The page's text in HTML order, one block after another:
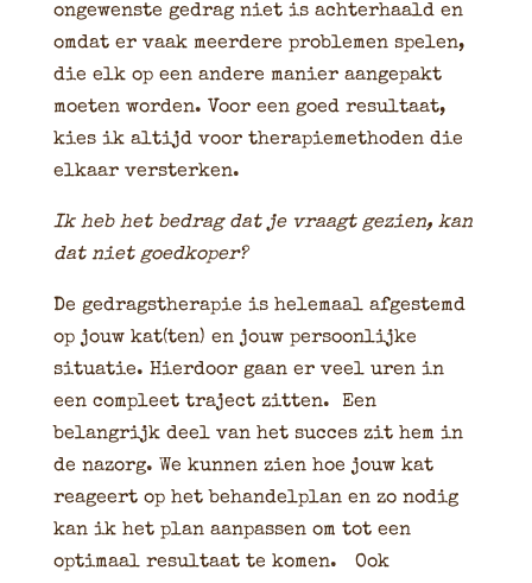
ongewenste gedrag niet is achterhaald en
omdat er vaak meerdere problemen spelen,
die elk op een andere manier aangepakt
moeten worden. Voor een goed resultaat,
kies ik altijd voor therapiemethoden die
elkaar versterken.
Ik heb het bedrag dat je vraagt gezien, kan
dat niet goedkoper?
De gedragstherapie is helemaal afgestemd
op jouw kat(ten) en jouw persoonlijke
situatie. Hierdoor gaan er veel uren in
een compleet traject zitten. Een
belangrijk deel van het succes zit hem in
de nazorg. We kunnen zien hoe jouw kat
reageert op het behandelplan en zo nodig
kan ik het plan aanpassen om tot een
optimaal resultaat te komen. Ook